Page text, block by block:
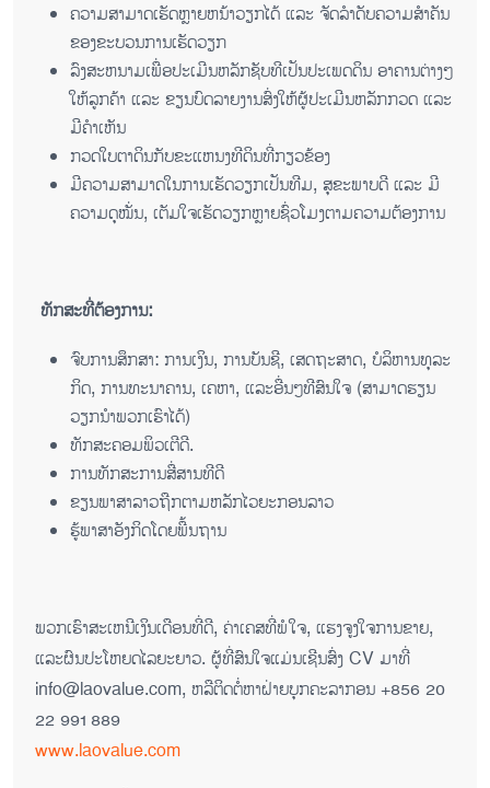
ຄວາມ​ສາ​ມາດເຮັດ​ຫຼາຍ​​ຫ​ນ້າວຽກ​ໄດ້ ແລະ​ ຈັດ​ລໍາ​ດັບ​ຄວາມ​ສໍາ​ຄັນ​
ຂອງ​ຂະ​ບວນ​ການ​ເຮັດ​ວຽກ​
ລົງ​ສະ​ຫ​ນາມ​ເພື່ອ​ປະ​ເມີນ​ຫລັກ​ຊັບທີ​ເປັນ​ປະ​ເພດ​ດິນ ອາ​ຄານ​ຕ່າງໆ
​ໃຫ້​ລູກ​ຄ້າ ແລະ ຂຽນ​ບົດ​ລາຍ​ງານ​ສົ່ງ​ໃຫ້​ຜູ້​ປະ​ເມີນ​ຫລັກ​ກວດ ແລະ
ມີ​ຄຳ​ເຫັນ
ກວດ​ໃບ​ຕາ​ດິນ​ກັບ​ຂະ​ແຫນງ​ທີ​ດິນ​ທີ່​ກຽວ​ຂ້ອງ
ມີຄວາມສາມາດໃນການເຮັດວຽກເປັນທີມ, ສຸຂະພາບດີ ແລະ ມີ
ຄວາມດຸໝັ່ນ, ເຕັມໃຈເຮັດວຽກຫຼາຍຊົ່ວໂມງຕາມຄວາມຕ້ອງການ
ທັກສະທີ່ຕ້ອງການ:
ຈົບການສຶກສາ: ການ​ເງິນ, ການ​ບັນ​ຊີ, ເສດ​ຖະ​ສາດ, ບໍ​ລິ​ຫານ​ທຸ​ລະ​
ກິດ, ການ​ທະ​ນາ​ຄານ, ເຄ​ຫາ, ແລະ​ອື່ນໆ​ທີ​ສົນ​ໃຈ (ສາ​ມາດ​ຮຽນ​
ວຽກ​ນຳ​ພວກ​ເຮົາ​ໄດ້)
ທັກສະຄອມພິວເຕີດີ.
ການທັກ​ສະ​ການ​ສື່​ສານ​ທີ​ດີ
ຂຽນ​ພາ​ສາ​ລາວ​ຖືກ​ຕາມ​ຫລັກ​ໄວ​ຍະ​ກອນ​ລາວ
​ຮູ້ພ​າ​ສາ​ອັງ​ກິດ​ໂດຍ​ພື້ນ​ຖານ
ພວກເຮົາສະເຫນີເງິນເດືອນທີ່ດີ, ຄ່າເຄ​ສທີ່ພໍໃຈ, ແຮງຈູງໃຈການຂາຍ,
ແລະຜົນປະໂຫຍດໄລຍະຍາວ. ຜູ້ທີ່ສົນໃຈແມ່ນເຊີນສົ່ງ CV ມາທີ່
info@laovalue.com, ຫລື​ຕິດ​ຕໍ່​ຫາຝ່າຍ​ບຸກ​ຄະ​ລາ​ກອນ +856 20
22 991 889
www.laovalue.com